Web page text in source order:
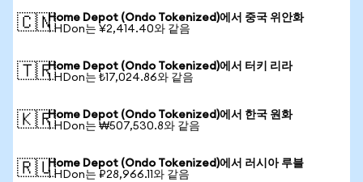
🇨🇳Home Depot (Ondo Tokenized)에서 중국 위안화
1 HDon는 ¥2,414.40와 같음
🇹🇷Home Depot (Ondo Tokenized)에서 터키 리라
1 HDon는 ₺17,024.86와 같음
🇰🇷Home Depot (Ondo Tokenized)에서 한국 원화
1 HDon는 ₩507,530.8와 같음
🇷🇺Home Depot (Ondo Tokenized)에서 러시아 루블
1 HDon는 ₽28,966.11와 같음